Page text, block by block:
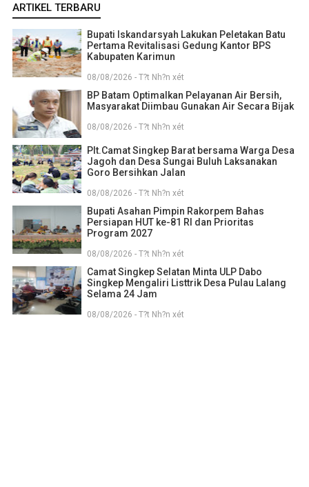
ARTIKEL TERBARU
Bupati Iskandarsyah Lakukan Peletakan Batu
Pertama Revitalisasi Gedung Kantor BPS
Kabupaten Karimun
08/08/2026 - T?t Nh?n xét
BP Batam Optimalkan Pelayanan Air Bersih,
Masyarakat Diimbau Gunakan Air Secara Bijak
08/08/2026 - T?t Nh?n xét
Plt.Camat Singkep Barat bersama Warga Desa
Jagoh dan Desa Sungai Buluh Laksanakan
Goro Bersihkan Jalan
08/08/2026 - T?t Nh?n xét
Bupati Asahan Pimpin Rakorpem Bahas
Persiapan HUT ke-81 RI dan Prioritas
Program 2027
08/08/2026 - T?t Nh?n xét
Camat Singkep Selatan Minta ULP Dabo
Singkep Mengaliri Listtrik Desa Pulau Lalang
Selama 24 Jam
08/08/2026 - T?t Nh?n xét